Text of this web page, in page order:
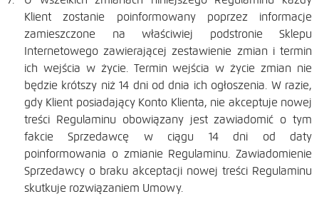
Klient zostanie poinformowany poprzez informacje
zamieszczone na właściwiej podstronie Sklepu
Internetowego zawierającej zestawienie zmian i termin
ich wejścia w życie. Termin wejścia w życie zmian nie
będzie krótszy niż 14 dni od dnia ich ogłoszenia. W razie,
gdy Klient posiadający Konto Klienta, nie akceptuje nowej
treści Regulaminu obowiązany jest zawiadomić o tym
fakcie Sprzedawcę w ciągu 14 dni od daty
poinformowania o zmianie Regulaminu. Zawiadomienie
Sprzedawcy o braku akceptacji nowej treści Regulaminu
skutkuje rozwiązaniem Umowy.